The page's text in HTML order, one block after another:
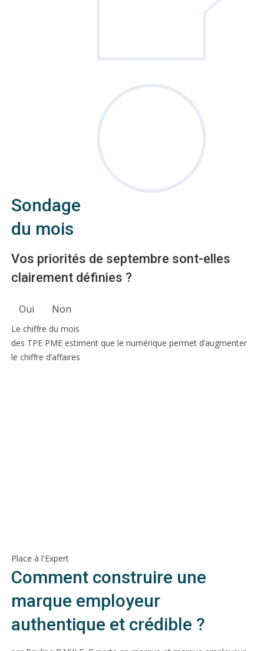
Sondage
du mois
Vos priorités de septembre sont-elles
clairement définies ?
Oui Non
Le chiffre du mois
des TPE PME estiment que le numérique permet d’augmenter
le chiffre d’affaires
Place à l'Expert
Comment construire une
marque employeur
authentique et crédible ?